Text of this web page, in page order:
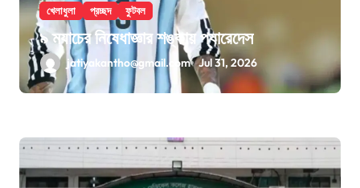
খেলাধুলা প্রচ্ছদ ফুটবল
৯ ম্যাচের নিষেধাজ্ঞার শঙ্কায় প্যারেদেস
jatiyakantho@gmail.com Jul 31, 2026